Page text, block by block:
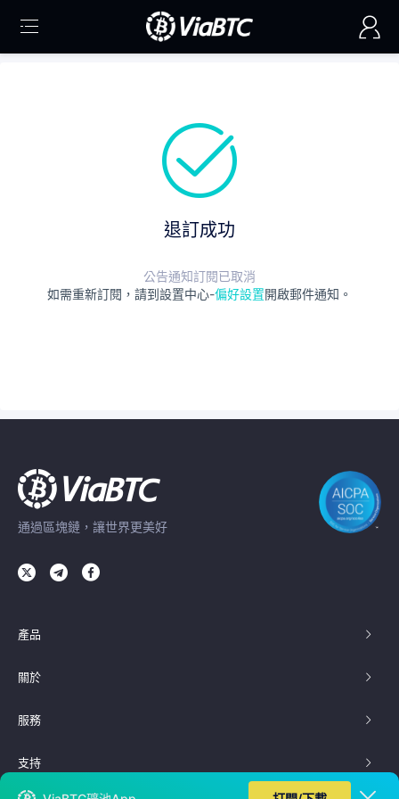
退訂成功
公告通知訂閱已取消
如需重新訂閱，請到設置中心-偏好設置開啟郵件通知。
通過區塊鏈，讓世界更美好
產品
關於
服務
支持